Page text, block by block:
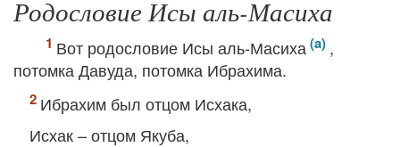
Родословие Исы аль-Масиха
Вот родословие Исы аль-Масиха
,
потомка Давуда, потомка Ибрахима.
Ибрахим был отцом Исхака,
Исхак – отцом Якуба,